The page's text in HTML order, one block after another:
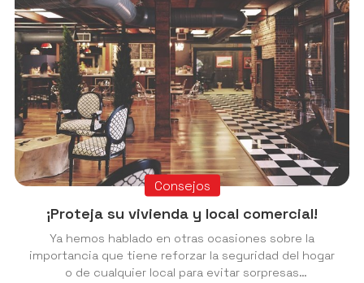
int...
¡Proteja su vivienda y local comercial!
Consejos
Ya hemos hablado en otras ocasiones sobre la
importancia que tiene reforzar la seguridad del hogar
o de cualquier local para evitar sorpresas